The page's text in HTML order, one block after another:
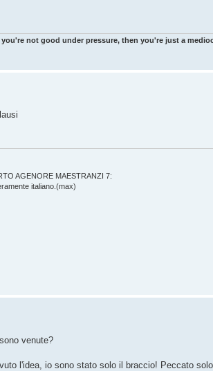
not good under pressure, then you're just a
AGENORE MAESTRANZI 7:
italiano.(max)
venute?
l'idea, io sono stato solo il braccio! Peccato